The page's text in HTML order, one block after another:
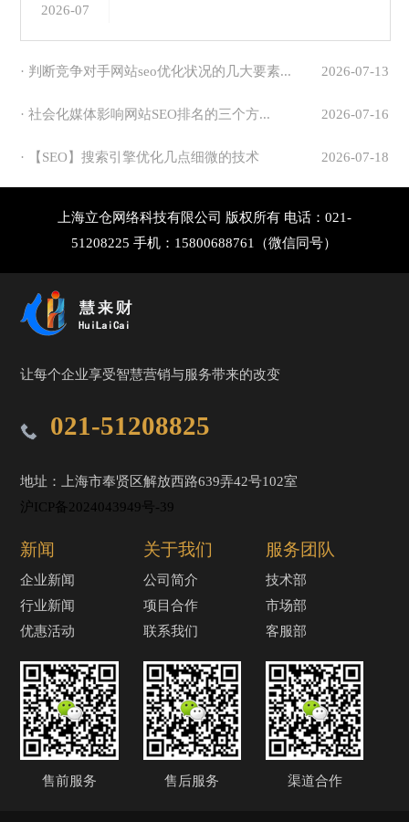
2026-07
2026-07-13
· 判断竞争对手网站seo优化状况的几大要素...
2026-07-16
· 社会化媒体影响网站SEO排名的三个方...
2026-07-18
· 【SEO】搜索引擎优化几点细微的技术
上海立仓网络科技有限公司 版权所有 电话：021-
51208225 手机：15800688761（微信同号）
让每个企业享受智慧营销与服务带来的改变
021-51208825
地址：上海市奉贤区解放西路639弄42号102室
沪ICP备2024043949号-39
新闻
企业新闻
行业新闻
优惠活动
售前服务
关于我们
公司简介
项目合作
联系我们
售后服务
服务团队
技术部
市场部
客服部
渠道合作